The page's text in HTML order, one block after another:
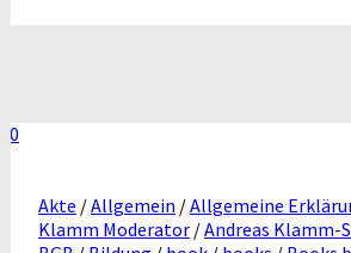
0
Akte /Allgemein /Allgemeine
Klamm Moderator /Andreas Klamm-